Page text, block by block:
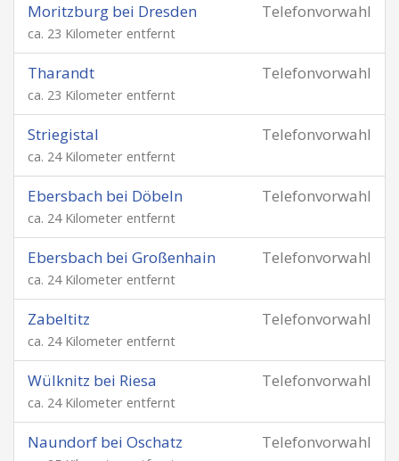
Telefonvorwahl
Moritzburg bei Dresden
ca. 23 Kilometer entfernt
Telefonvorwahl
Tharandt
ca. 23 Kilometer entfernt
Telefonvorwahl
Striegistal
ca. 24 Kilometer entfernt
Telefonvorwahl
Ebersbach bei Döbeln
ca. 24 Kilometer entfernt
Telefonvorwahl
Ebersbach bei Großenhain
ca. 24 Kilometer entfernt
Telefonvorwahl
Zabeltitz
ca. 24 Kilometer entfernt
Telefonvorwahl
Wülknitz bei Riesa
ca. 24 Kilometer entfernt
Telefonvorwahl
Naundorf bei Oschatz